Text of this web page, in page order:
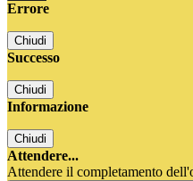
Errore
Chiudi
Successo
Chiudi
Informazione
Chiudi
Attendere...
Attendere il completamento